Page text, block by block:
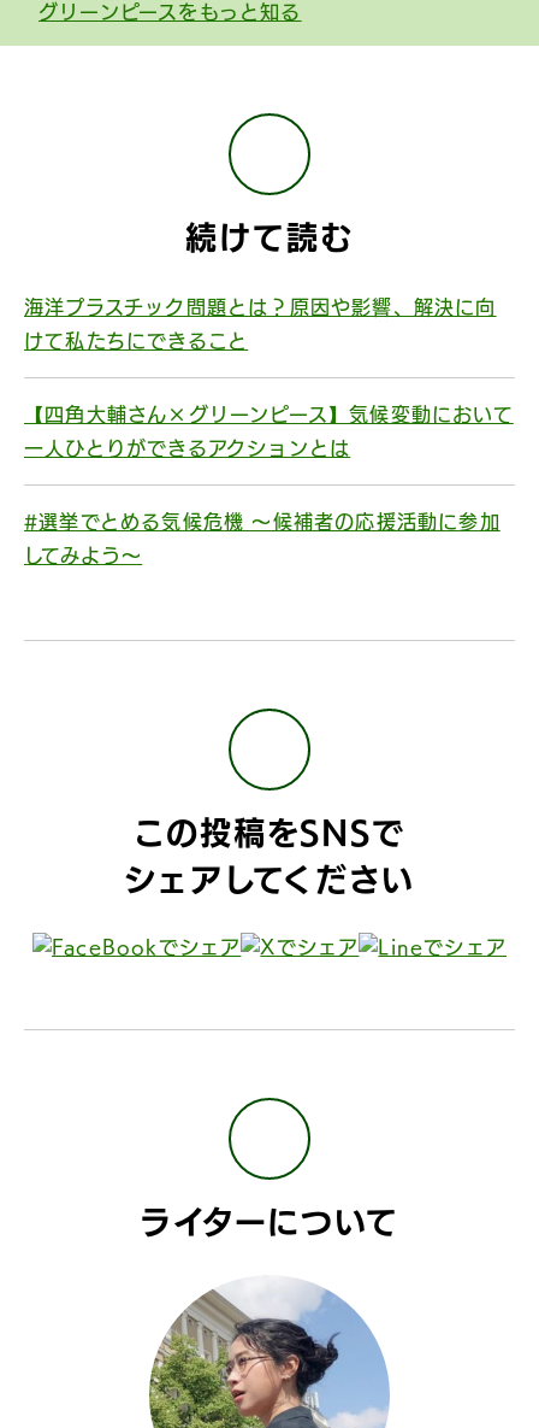
グリーンピースをもっと知る
続けて読む
海洋プラスチック問題とは？原因や影響、解決に向
けて私たちにできること
【四角大輔さん×グリーンピース】気候変動において
一人ひとりができるアクションとは
#選挙でとめる気候危機 〜候補者の応援活動に参加
してみよう〜
この投稿をSNSで
シェアしてください
ライターについて